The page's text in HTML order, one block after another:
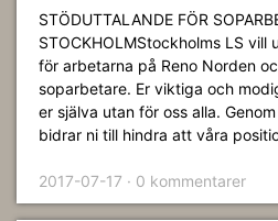
STÖDUTTALANDE FÖR
STOCKHOLMStockholms LS
för arbetarna på Reno Norden
soparbetare. Er viktiga och
er själva utan för oss alla.
bidrar ni till hindra att våra
2017-07-17 · 0 kommentarer